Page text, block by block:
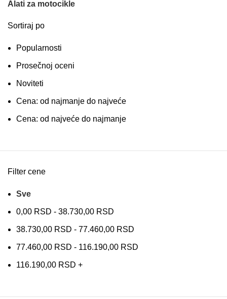
Alati za motocikle
Sortiraj po
Popularnosti
Prosečnoj oceni
Noviteti
Cena: od najmanje do najveće
Cena: od najveće do najmanje
Filter cene
Sve
0,00 RSD - 38.730,00 RSD
38.730,00 RSD - 77.460,00 RSD
77.460,00 RSD - 116.190,00 RSD
116.190,00 RSD +